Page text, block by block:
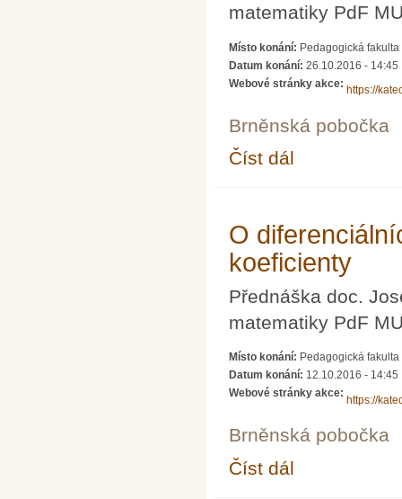
matematiky PdF
Místo konání: Pedagogická
Datum konání: 26.10.2016 - 14:45
Webové stránky akce:
https://
Brněnská pobočka
Číst dál
O
koeficienty
Přednáška doc.
matematiky PdF
Místo konání: Pedagogická
Datum konání: 12.10.2016 - 14:45
Webové stránky akce:
https://
Brněnská pobočka
Číst dál